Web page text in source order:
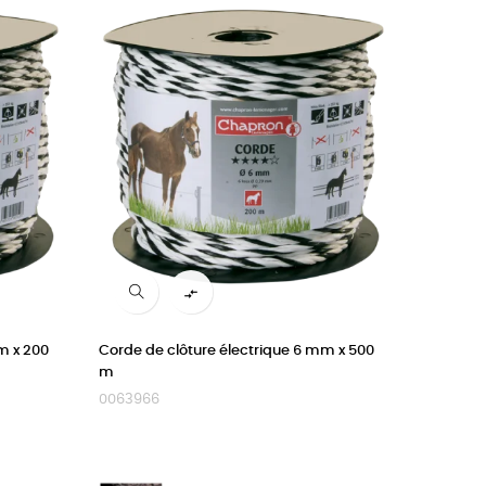
x 200

Corde de clôture électrique 6 mm x 500
m
0063966